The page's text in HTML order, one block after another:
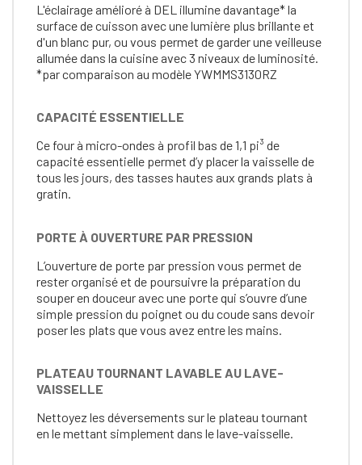
L'éclairage amélioré à DEL illumine davantage* la
surface de cuisson avec une lumière plus brillante et
d'un blanc pur, ou vous permet de garder une veilleuse
allumée dans la cuisine avec 3 niveaux de luminosité.
*par comparaison au modèle YWMMS3130RZ
CAPACITÉ ESSENTIELLE
Ce four à micro-ondes à profil bas de 1,1 pi³ de
capacité essentielle permet d’y placer la vaisselle de
tous les jours, des tasses hautes aux grands plats à
gratin.
PORTE À OUVERTURE PAR PRESSION
L’ouverture de porte par pression vous permet de
rester organisé et de poursuivre la préparation du
souper en douceur avec une porte qui s’ouvre d’une
simple pression du poignet ou du coude sans devoir
poser les plats que vous avez entre les mains.
PLATEAU TOURNANT LAVABLE AU LAVE-
VAISSELLE
Nettoyez les déversements sur le plateau tournant
en le mettant simplement dans le lave-vaisselle.